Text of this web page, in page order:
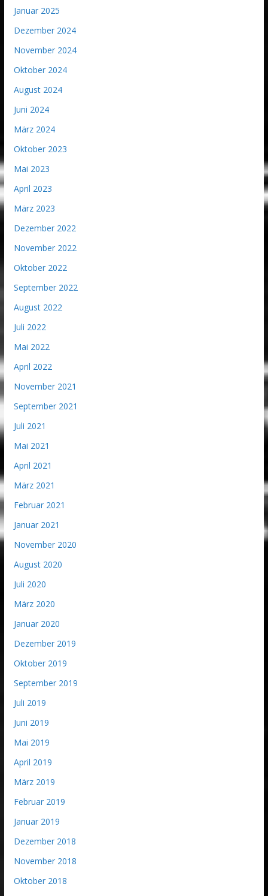
Januar 2025
Dezember 2024
November 2024
Oktober 2024
August 2024
Juni 2024
März 2024
Oktober 2023
Mai 2023
April 2023
März 2023
Dezember 2022
November 2022
Oktober 2022
September 2022
August 2022
Juli 2022
Mai 2022
April 2022
November 2021
September 2021
Juli 2021
Mai 2021
April 2021
März 2021
Februar 2021
Januar 2021
November 2020
August 2020
Juli 2020
März 2020
Januar 2020
Dezember 2019
Oktober 2019
September 2019
Juli 2019
Juni 2019
Mai 2019
April 2019
März 2019
Februar 2019
Januar 2019
Dezember 2018
November 2018
Oktober 2018